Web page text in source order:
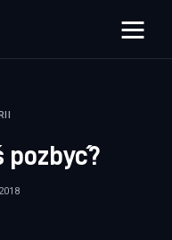
pozbyć?